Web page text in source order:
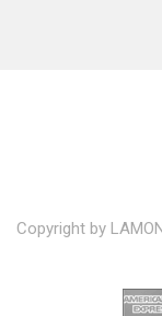
Copyright by